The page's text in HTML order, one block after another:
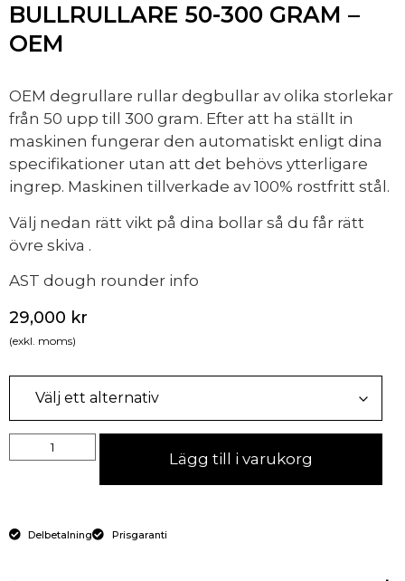
BULLRULLARE 50-300 GRAM –
OEM
OEM degrullare rullar degbullar av olika storlekar
från 50 upp till 300 gram. Efter att ha ställt in
maskinen fungerar den automatiskt enligt dina
specifikationer utan att det behövs ytterligare
ingrep. Maskinen tillverkade av 100% rostfritt stål.
Välj nedan rätt vikt på dina bollar så du får rätt
övre skiva .
AST dough rounder info
29,000 kr
(exkl. moms)
Lägg till i varukorg
Delbetalning Prisgaranti